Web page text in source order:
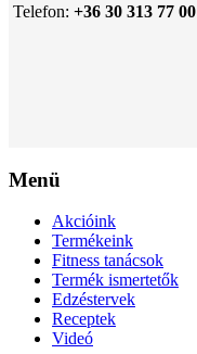
Telefon: +36 30 313 77 00
Menü
Akcióink
Termékeink
Fitness tanácsok
Termék ismertetők
Edzéstervek
Receptek
Videó